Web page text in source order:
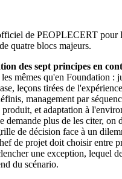
de PEOPLECERT pour
quatre blocs majeurs.
des sept principes en
mêmes qu'en Foundation :
leçons tirées de
management par
et adaptation à
demande plus de les citer, on
de décision face à un
de projet doit choisir entre
une exception, lequel
du scénario.